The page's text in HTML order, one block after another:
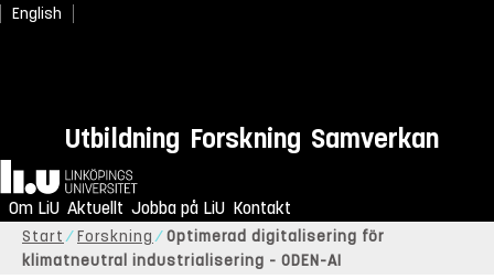
English
Utbildning Forskning Samverkan
Hem
Om LiU Aktuellt Jobba på LiU Kontakt
Start Forskning
Optimerad digitalisering för
klimatneutral industrialisering - ODEN-AI